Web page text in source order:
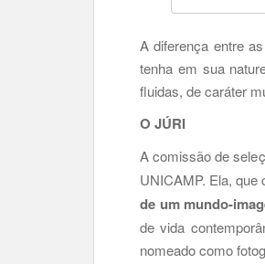
A diferença entre
tenha em sua
fluidas, de caráter
O JÚRI
A comissão de
UNICAMP. Ela, que
de um mundo-
de vida
nomeado como